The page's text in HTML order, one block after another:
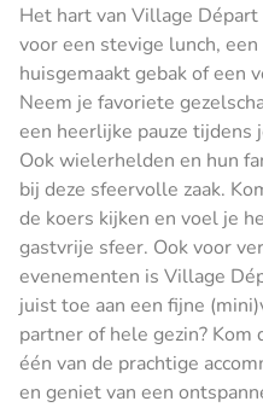
Het hart van Village
voor een stevige lunch,
huisgemaakt gebak of een
Neem je favoriete
een heerlijke pauze
Ook wielerhelden en hun
bij deze sfeervolle zaak.
de koers kijken en voel je
gastvrije sfeer. Ook voor
evenementen is Village
juist toe aan een fijne
partner of hele gezin? Kom
één van de prachtige
en geniet van een